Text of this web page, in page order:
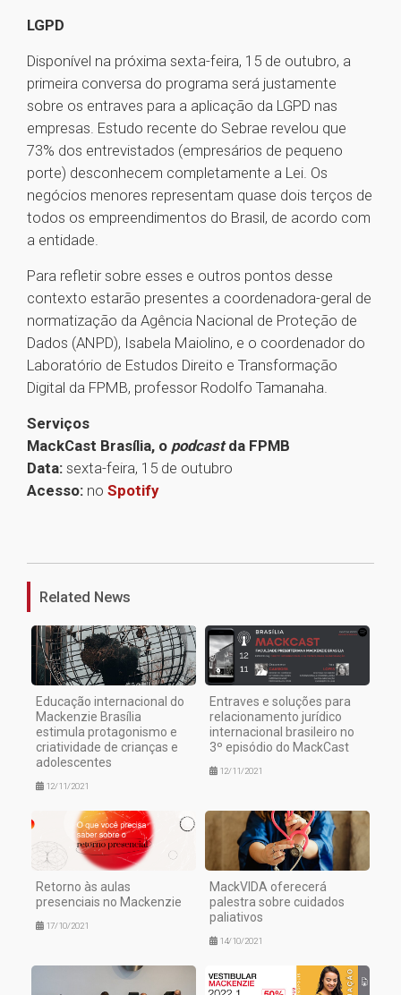
LGPD
Disponível na próxima sexta-feira, 15 de outubro, a
primeira conversa do programa será justamente
sobre os entraves para a aplicação da LGPD nas
empresas. Estudo recente do Sebrae revelou que
73% dos entrevistados (empresários de pequeno
porte) desconhecem completamente a Lei. Os
negócios menores representam quase dois terços de
todos os empreendimentos do Brasil, de acordo com
a entidade.
Para refletir sobre esses e outros pontos desse
contexto estarão presentes a coordenadora-geral de
normatização da Agência Nacional de Proteção de
Dados (ANPD), Isabela Maiolino, e o coordenador do
Laboratório de Estudos Direito e Transformação
Digital da FPMB, professor Rodolfo Tamanaha.
Serviços
MackCast Brasília, o podcastda FPMB
Data: sexta-feira, 15 de outubro
Acesso: no Spotify
Related News
Educação internacional do
Mackenzie Brasília
estimula protagonismo e
criatividade de crianças e
adolescentes
12/11/2021
Entraves e soluções para
relacionamento jurídico
internacional brasileiro no
3º episódio do MackCast
12/11/2021
Retorno às aulas
presenciais no Mackenzie
17/10/2021
MackVIDA oferecerá
palestra sobre cuidados
paliativos
14/10/2021